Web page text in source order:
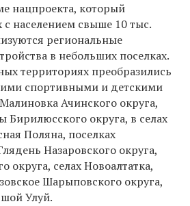
нацпроекта, который
с населением свыше 10 тыс.
региональные
в небольших поселках.
территориях преобразились
спортивными и детскими
Ачинского округа,
Бирилюсского округа, в селах
Поляна, поселках
Назаровского округа,
округа, селах Новоалтатка,
Шарыповского округа,
Улуй.